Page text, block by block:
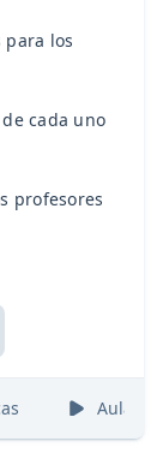
para los
cada uno
profesores
Aulas